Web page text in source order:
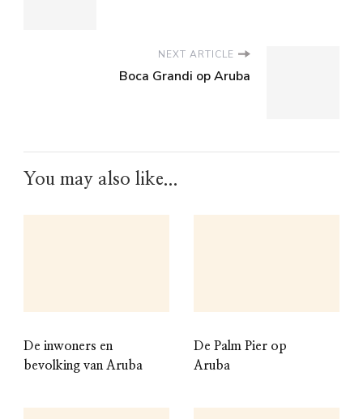
NEXT ARTICLE
Boca Grandi op Aruba
You may also like...
De inwoners en
bevolking van Aruba
De Palm Pier op
Aruba